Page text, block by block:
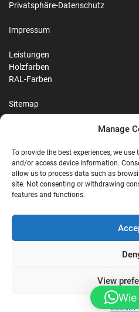
Manage
To provide the best experiences, we
and/or access device information.
allow us to process data such as
site. Not consenting or withdrawing
features and functions.
View
Cookie
Privatsphäre-Datenschutz
Impressum
Leistungen
Holzfarben
RAL-Farben
Sitemap
G Google Reviews
reviews